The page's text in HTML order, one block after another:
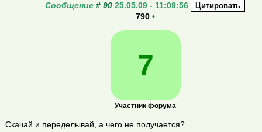
Сообщение # 90 25.05.09 - 11:09:56
790 •
7
Участник форума
Скачай и переделывай, а чего не получается?